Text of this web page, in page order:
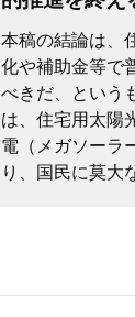
本稿の結論は、
化や補助金等で
べきだ、という
は、住宅用太陽
電（メガソーラ
り、国民に莫大